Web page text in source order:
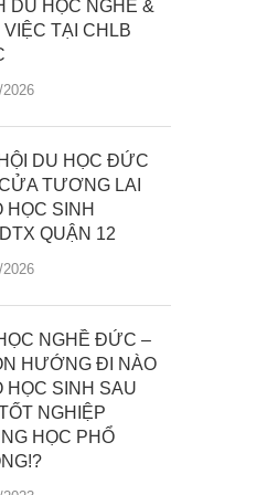
DU HỌC NGHỀ &
VIỆC TẠI CHLB
2026
DU HỌC ĐỨC
TƯƠNG LAI
HỌC SINH
QUẬN 12
2026
NGHỀ ĐỨC –
HƯỚNG ĐI NÀO
HỌC SINH SAU
NGHIỆP
HỌC PHỔ